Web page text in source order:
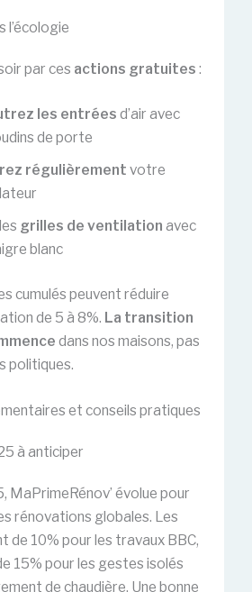
l’écologie
par ces actions gratuites :
les entrées d’air avec
de porte
régulièrement votre
grilles de ventilation avec
blanc
cumulés peuvent réduire
de 5 à 8%. La transition
dans nos maisons, pas
politiques.
et conseils pratiques
à anticiper
MaPrimeRénov’ évolue pour
rénovations globales. Les
de 10% pour les travaux BBC,
15% pour les gestes isolés
de chaudière. Une bonne